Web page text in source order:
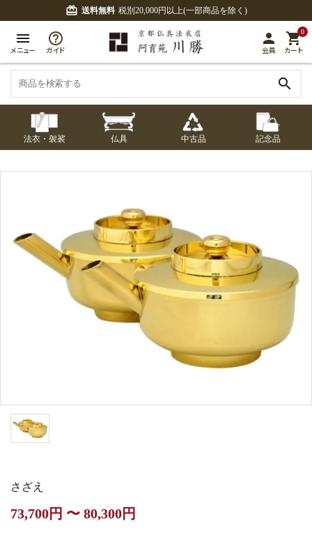
card_giftcard 送料無料 税別20,000円以上(一部商品を除く)
menu
メニュー ガイド
person
会員
0
shopping_cart
カート
search
七条袈裟
色衣・裳附
黒衣・直綴
法衣・袈裟
黒衣・直綴 布袍・間衣
白衣・色服 襦袢・裾除け
草履・はきもの
コート・雨具
記念品
経本入・念珠入・式
中啓・扇子
記念品・おつかいも
の
書籍
仏具
卓類・常香盤・礼盤
灯明具・灯明準備用
品
金香炉・花瓶・火立
土香炉・香炉台・香
仏器・供笥・供物
ご法要用品・箱類
欄間・障子・襖・翠
簾
中古品
さざえ
73,700円 〜 80,300円